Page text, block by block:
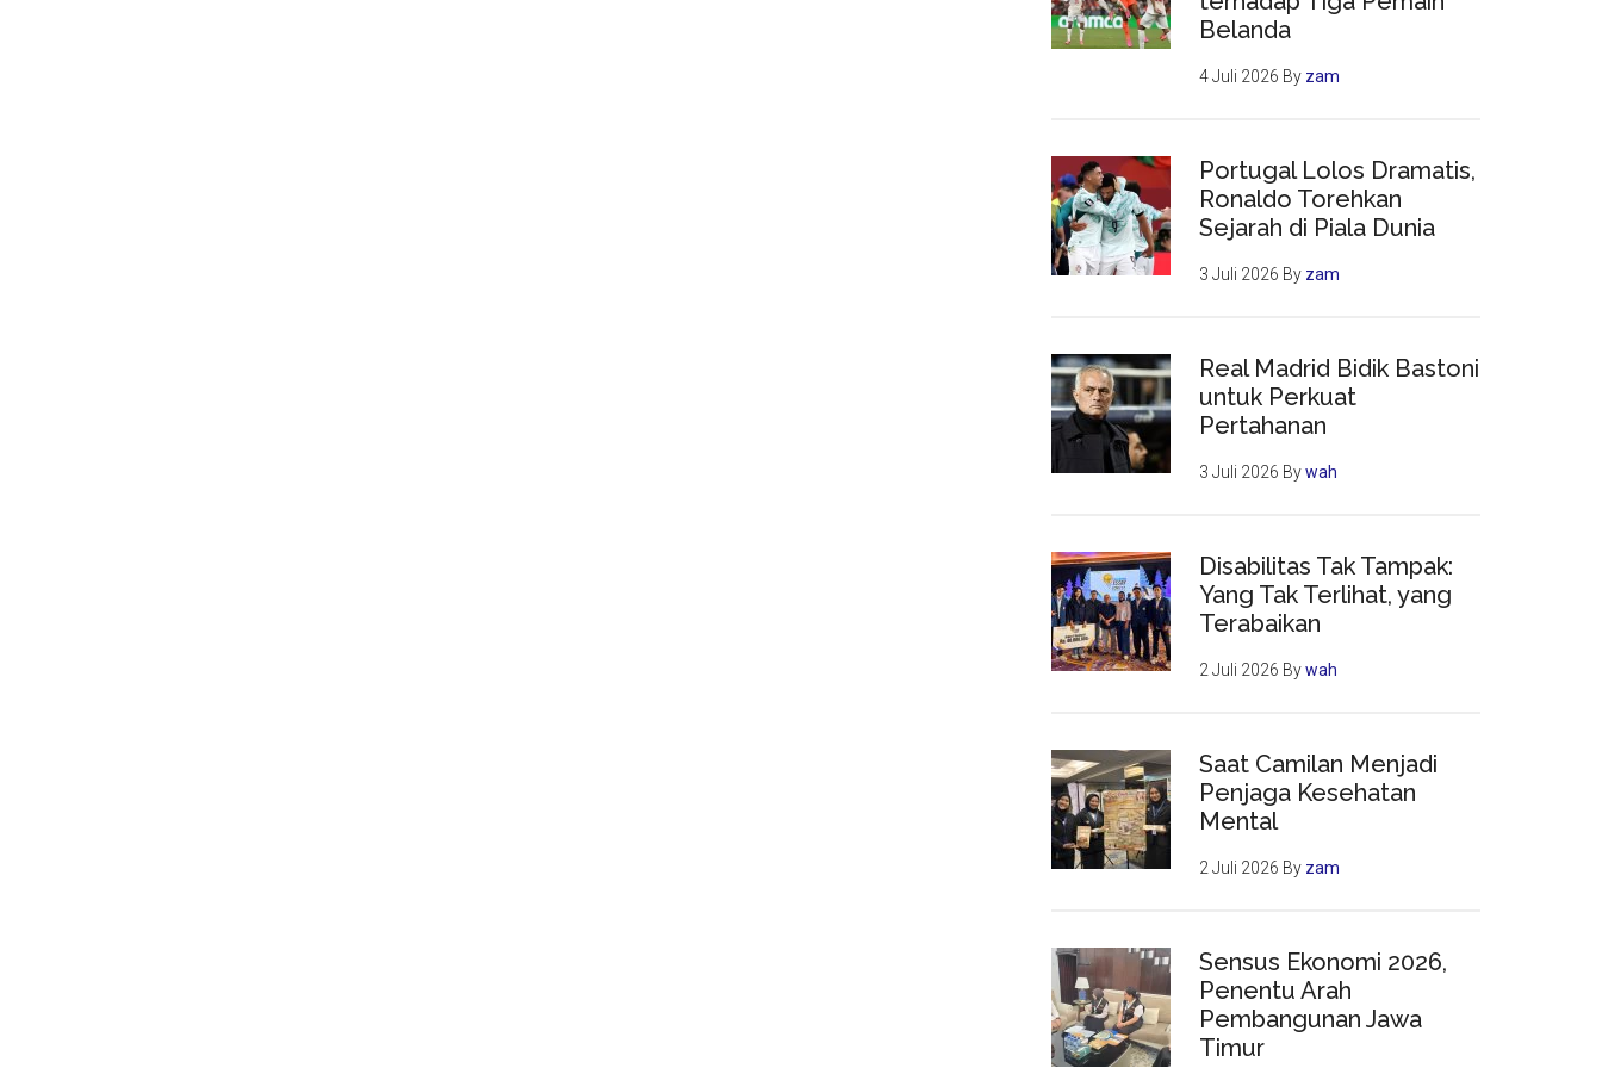
Belanda
4 Juli 2026 By zam
Portugal Lolos Dramatis,
Ronaldo Torehkan
Sejarah di Piala Dunia
3 Juli 2026 By zam
Real Madrid Bidik Bastoni
untuk Perkuat
Pertahanan
3 Juli 2026 Bywah
Disabilitas Tak Tampak:
Yang Tak Terlihat, yang
Terabaikan
2 Juli 2026 Bywah
Saat Camilan Menjadi
Penjaga Kesehatan
Mental
2 Juli 2026 By zam
Sensus Ekonomi 2026,
Penentu Arah
Pembangunan Jawa
Timur